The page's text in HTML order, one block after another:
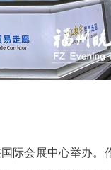
际会展中心举办。